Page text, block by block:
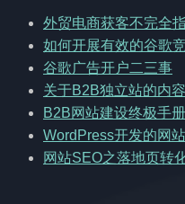
外贸电商获客不完全
如何开展有效的谷歌
谷歌广告开户二三事
关于B2B独立站的内
B2B网站建设终极手册
WordPress开发的网
网站SEO之落地页转